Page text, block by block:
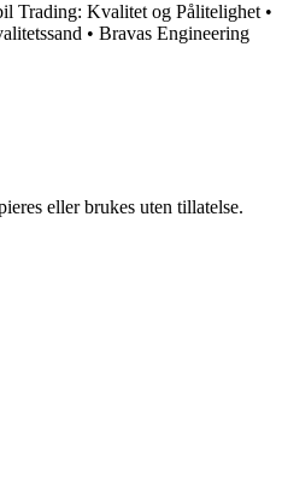
Trading: Kvalitet og Pålitelighet •
• Bravas Engineering
eller brukes uten tillatelse.